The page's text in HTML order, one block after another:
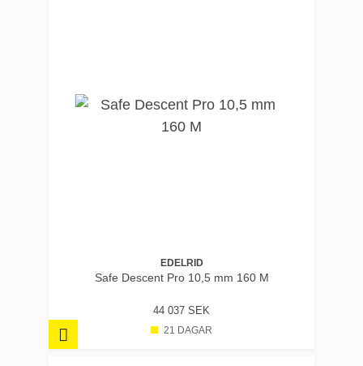
EDELRID
Safe Descent Pro 10,5 mm 160 M
44 037 SEK
21 DAGAR